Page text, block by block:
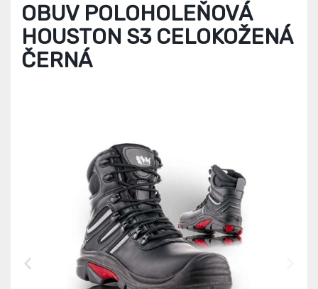
OBUV POLOHOLEŇOVÁ
HOUSTON S3 CELOKOŽENÁ
ČERNÁ